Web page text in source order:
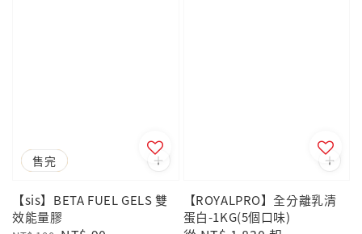
優惠
售完
【sis】BETA FUEL GELS 雙
效能量膠
【ROYALPRO】全分離乳清
蛋白-1KG(5個口味)